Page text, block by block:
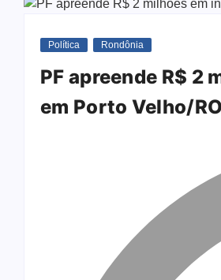
Política Rondônia
PF apreende R$ 2
em Porto Velho/RO